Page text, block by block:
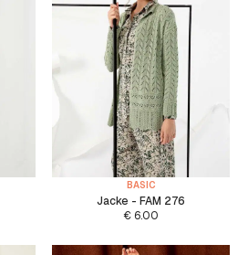
BASIC
Jacke - FAM 276
€ 6.00